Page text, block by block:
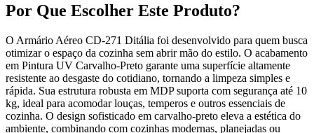
Por Que Escolher Este Produto?
O Armário Aéreo CD-271 Ditália foi desenvolvido para quem busca
otimizar o espaço da cozinha sem abrir mão do estilo. O acabamento
em Pintura UV Carvalho-Preto garante uma superfície altamente
resistente ao desgaste do cotidiano, tornando a limpeza simples e
rápida. Sua estrutura robusta em MDP suporta com segurança até 10
kg, ideal para acomodar louças, temperos e outros essenciais de
cozinha. O design sofisticado em carvalho-preto eleva a estética do
ambiente, combinando com cozinhas modernas, planejadas ou